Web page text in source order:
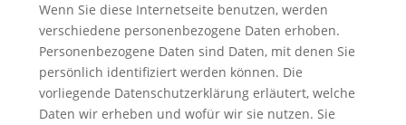
Wenn Sie diese Internetseite benutzen, werden
verschiedene personenbezogene Daten erhoben.
Personenbezogene Daten sind Daten, mit denen Sie
persönlich identifiziert werden können. Die
vorliegende Datenschutzerklärung erläutert, welche
Daten wir erheben und wofür wir sie nutzen. Sie